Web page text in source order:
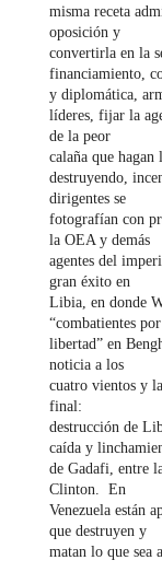
misma receta
oposición y
convertirla en la
financiamiento,
y diplomática,
líderes, fijar la
de la peor
calaña que hagan
destruyendo,
dirigentes se
fotografían con
la OEA y demás
agentes del
gran éxito en
Libia, en donde
“combatientes
libertad” en
noticia a los
cuatro vientos y
final:
destrucción de
caída y
de Gadafi, entre
Clinton. En
Venezuela están
que destruyen y
matan lo que sea